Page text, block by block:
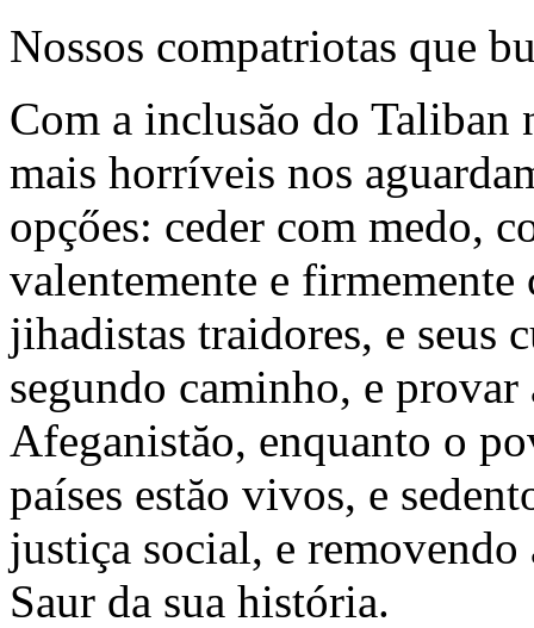
Nossos compatriotas que
Com a inclusăo do Taliban
mais horríveis nos
opçőes: ceder com medo,
valentemente e
jihadistas traidores, e seus
segundo caminho, e
Afeganistăo, enquanto o
países estăo vivos, e
justiça social, e
Saur da sua história.